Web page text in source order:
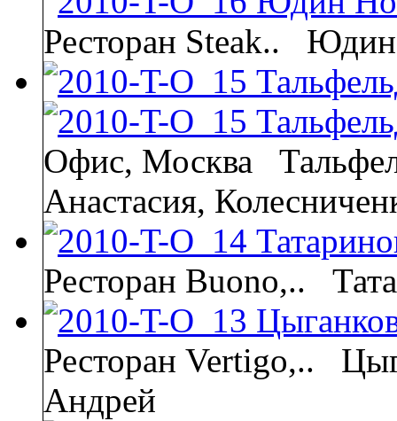
Ресторан Steak.. Юдин
Офис, Москва
Анастасия,
Ресторан Buono,..
Ресторан Vertigo,..
Андрей